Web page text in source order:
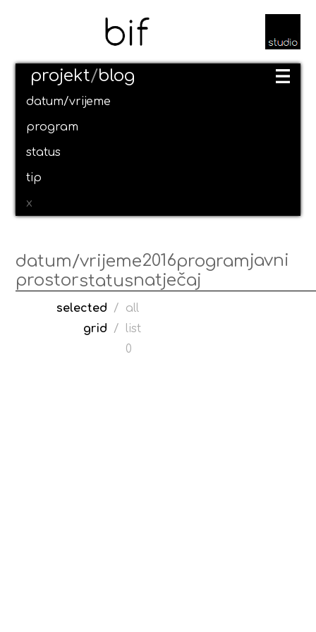
projekt/blog
datum/vrijeme
program
status
tip
x
datum/vrijeme2016programjavni
prostorstatusnatječaj
selected /
all
grid
/
list
0